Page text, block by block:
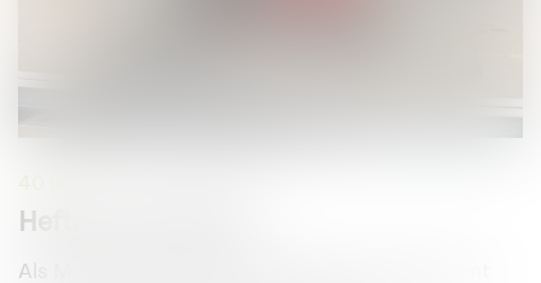
40 uur
Heftruckchauffeur
Als Medewerker Expeditie ken jij de logistieke kant